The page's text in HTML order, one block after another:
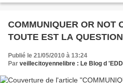
COMMUNIQUER OR NOT
TOUTE EST LA QUESTION
Publié le 21/05/2010 à 13:24
Par veillecitoyennelibre : Le Blog d